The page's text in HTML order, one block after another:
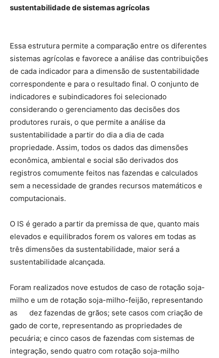
sustentabilidade de sistemas agrícolas
Essa estrutura permite a comparação entre os diferentes
sistemas agrícolas e favorece a análise das contribuições
de cada indicador para a dimensão de sustentabilidade
correspondente e para o resultado final. O conjunto de
indicadores e subindicadores foi selecionado
considerando o gerenciamento das decisões dos
produtores rurais, o que permite a análise da
sustentabilidade a partir do dia a dia de cada
propriedade. Assim, todos os dados das dimensões
econômica, ambiental e social são derivados dos
registros comumente feitos nas fazendas e calculados
sem a necessidade de grandes recursos matemáticos e
computacionais.
O IS é gerado a partir da premissa de que, quanto mais
elevados e equilibrados forem os valores em todas as
três dimensões da sustentabilidade, maior será a
sustentabilidade alcançada.
Foram realizados nove estudos de caso de rotação soja-
milho e um de rotação soja-milho-feijão, representando
as dez fazendas de grãos; sete casos com criação de
gado de corte, representando as propriedades de
pecuária; e cinco casos de fazendas com sistemas de
integração, sendo quatro com rotação soja-milho